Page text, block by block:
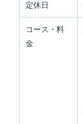
定休日
コース・料
金